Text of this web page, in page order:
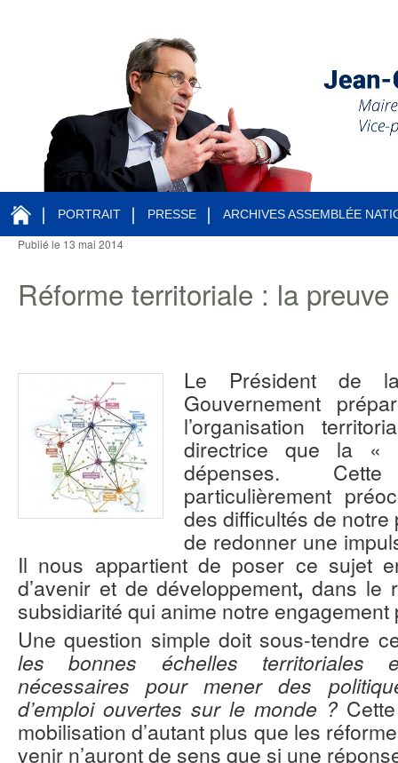
PORTRAIT PRESSE ARCHIVES ASSEMBLÉE
Réforme territoriale : la
Publié le 13 mai 2014
Le Président de
Gouvernement
l’organisation
directrice que la «
dépenses.
particulièrement
des difficultés de
de redonner une
Il nous appartient de poser ce sujet
d’avenir et de développement, dans le
subsidiarité qui anime notre engagement
Une question simple doit sous-tendre
les bonnes échelles territoriales
nécessaires pour mener des
d’emploi ouvertes sur le monde ?
mobilisation d’autant plus que les
venir n’auront de sens que si une